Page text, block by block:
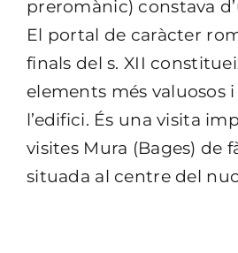
preromànic) constava
El portal de caràcter
finals del s. XII
elements més valuosos
l’edifici. És una visita
visites Mura (Bages) de
situada al centre del